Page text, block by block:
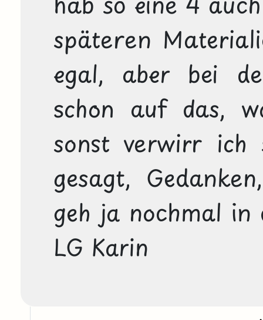
späteren
egal, aber bei
schon auf das,
sonst verwirr ich
gesagt,
geh ja nochmal
LG Karin